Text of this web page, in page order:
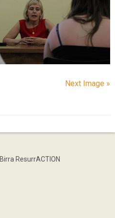
Next Image »
Birra ResurrACTION